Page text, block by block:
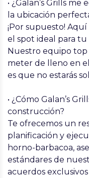
• ¿Galan’s Grills
la ubicación
¡Por supuesto!
el spot ideal para
Nuestro equipo top
meter de lleno en
es que no estarás
• ¿Cómo Galan’s
construcción?
Te ofrecemos un
planificación y
horno-barbacoa,
estándares de
acuerdos